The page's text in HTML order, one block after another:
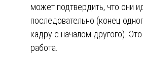
может подтвердить, что они
последовательно (конец
кадру с началом другого).
работа.